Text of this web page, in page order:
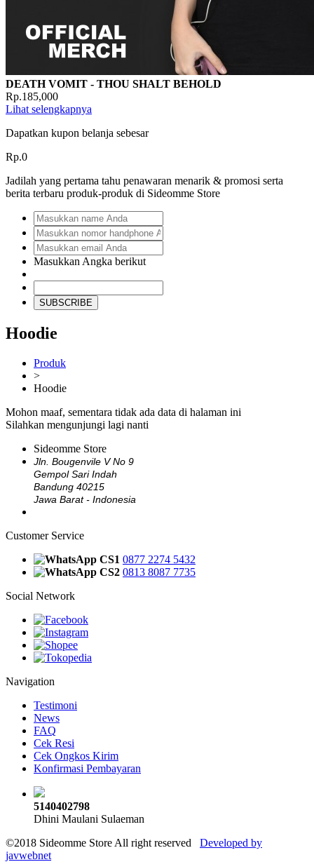
DEATH VOMIT - THOU SHALT BEHOLD
Rp.185,000
Lihat selengkapnya
Dapatkan kupon belanja sebesar
Rp.0
Jadilah yang pertama tahu penawaran menarik & promosi serta
berita terbaru produk-produk di Sideomme Store
Masukkan Angka berikut
SUBSCRIBE
Hoodie
Produk
>
Hoodie
Mohon maaf, sementara tidak ada data di halaman ini
Silahkan mengunjungi lagi nanti
Sideomme Store
Jln. Bougenvile V No 9
Gempol Sari Indah
Bandung 40215
Jawa Barat - Indonesia
Customer Service
CS1 0877 2274 5432
CS2 0813 8087 7735
Social Network
Navigation
Testimoni
News
FAQ
Cek Resi
Cek Ongkos Kirim
Konfirmasi Pembayaran
5140402798
Dhini Maulani Sulaeman
©2018 Sideomme Store All right reserved Developed by
javwebnet